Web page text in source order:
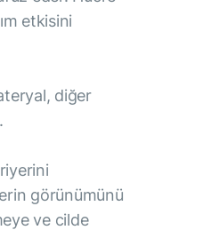
etkisini
diğer
görünümünü
ve cilde